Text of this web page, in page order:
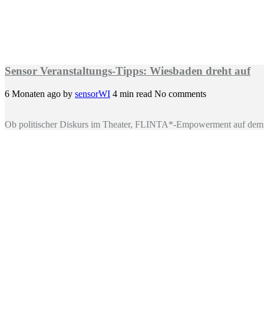
Sensor Veranstaltungs-Tipps: Wiesbaden dreht auf
6 Monaten ago by sensorWI 4 min read No comments
Ob politischer Diskurs im Theater, FLINTA*-Empowerment auf